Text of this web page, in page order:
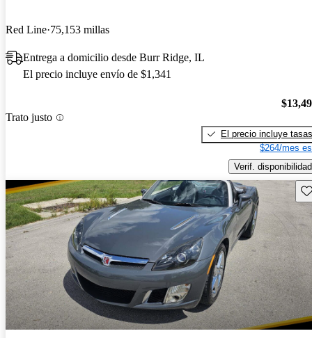
Red Line 75,153 millas
Entrega a domicilio desde Burr Ridge, IL
El precio incluye envío de $1,341
Trato justo
El precio incluye tasas
$264/mes
Verif. disponibilidad